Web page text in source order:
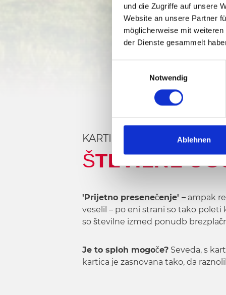
und die Zugriffe auf unsere
Website an unsere Partner
möglicherweise mit
der Dienste gesammelt
g
g
s
a
s
w
Notwendig
Ablehnen
KARTICE ZA GOSTE ZA
ŠTEVILNE
'Prijetno presenečenje' – ampak
veselil – po eni strani so tako
so številne izmed ponudb
Je to sploh mogoče? Seveda, s
kartica je zasnovana tako, da